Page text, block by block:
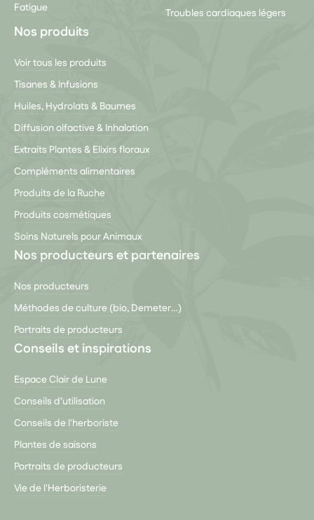
Fatigue Troubles cardiaques légers
Nos produits
Voir tous les produits
Tisanes & Infusions
Huiles, Hydrolats & Baumes
Diffusion olfactive & Inhalation
Extraits Plantes & Elixirs floraux
Compléments alimentaires
Produits de la Ruche
Produits cosmétiques
Soins Naturels pour Animaux
Nos producteurs et partenaires
Nos producteurs
Méthodes de culture (bio, Demeter…)
Portraits de producteurs
Conseils et inspirations
Espace Clair de Lune
Conseils d’utilisation
Conseils de l'herboriste
Plantes de saisons
Portraits de producteurs
Vie de l'Herboristerie